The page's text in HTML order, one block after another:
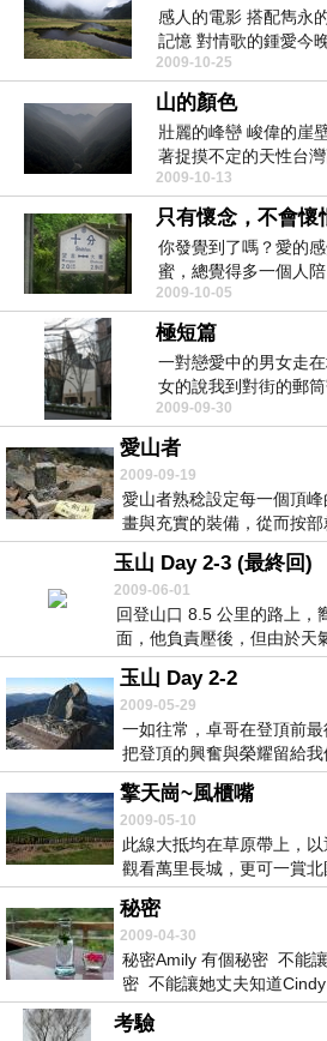
感人的電影 搭配雋永
記憶 對情歌的鍾愛今
關於電影歌...
2009-10-25
山的顏色
壯麗的峰巒 峻偉的崖
著捉摸不定的天性台
無數的驚嘆...
2009-10-13
只有懷念，不會懷
你發覺到了嗎？愛的
蜜，總覺得多一個人
於不再孤單了...
2009-10-05
極短篇
一對戀愛中的男女走
女的說我到對街的郵
於是 接下來...
2009-09-30
愛山者
2009-09-19
愛山者熟稔設定每一個頂
畫與充實的裝備，從而按
非萬...
玉山 Day 2-3 (最終回)
2009-06-01
回登山口 8.5 公里的路上，
面，他負責壓後，但由於天
晴...
玉山 Day 2-2
2009-05-29
一如往常，卓哥在登頂前
把登頂的興奮與榮耀留給
岳(...
擎天崗~風櫃嘴
2009-05-10
此線大抵均在草原帶上，
觀看萬里長城，更可一賞
尚屬...
秘密
2009-04-30
秘密Amily 有個秘密 不能
密 不能讓她丈夫知道Cindy
考驗